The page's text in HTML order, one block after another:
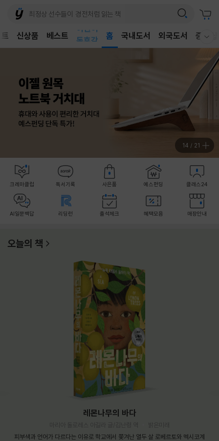
신상품 베스트
독후감
어린이
홈 국내도서 외국도서 중고샵
14 / 21
크레마클럽 독서기록 사은품 예스펀딩 클래스24
AI일문백답 리딩런 출석체크 혜택모음 매장안내
오늘의 책
레몬나무의 바다
피부색과 언어가 다르다는 이유로 학교에서 쫓겨난 열두 살 로베르토와 멕시코계